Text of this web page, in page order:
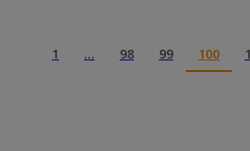
1 … 98 99 100